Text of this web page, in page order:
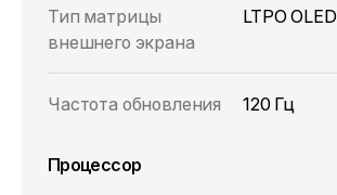
Тип матрицы
внешнего экрана
LTPO OLED
Частота обновления 120 Гц
Процессор